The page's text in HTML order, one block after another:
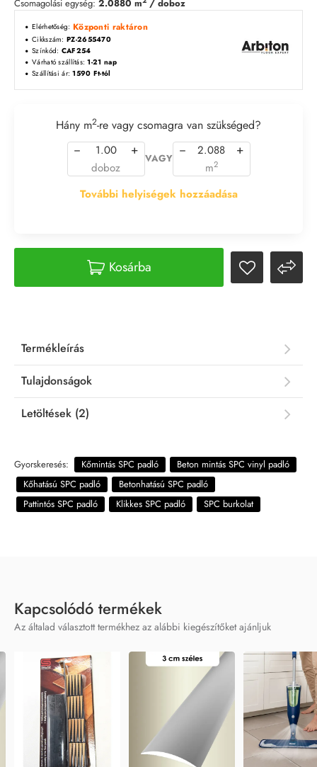
Csomagolási egység: 2.0880 m / doboz
Elérhetőség: Központi raktáron
Cikkszám: PZ-2655470
Színkód: CAF254
Várható szállítás: 1-21 nap
Szállítási ár: 1590 Ft-tól
További helyiségek hozzáadása
Hány m2-re vagy csomagra van szükséged?
− +
doboz
VAGY
− +
m2
Kosárba
Termékleírás
Tulajdonságok
Letöltések (2)
Gyorskeresés: Kőmintás SPC padló
Beton mintás SPC vinyl padló
Kőhatású SPC padló
Betonhatású SPC padló
Pattintós SPC padló
Klikkes SPC padló SPC burkolat
Kapcsolódó termékek
Az általad választott termékhez az alábbi kiegészítőket ajánljuk